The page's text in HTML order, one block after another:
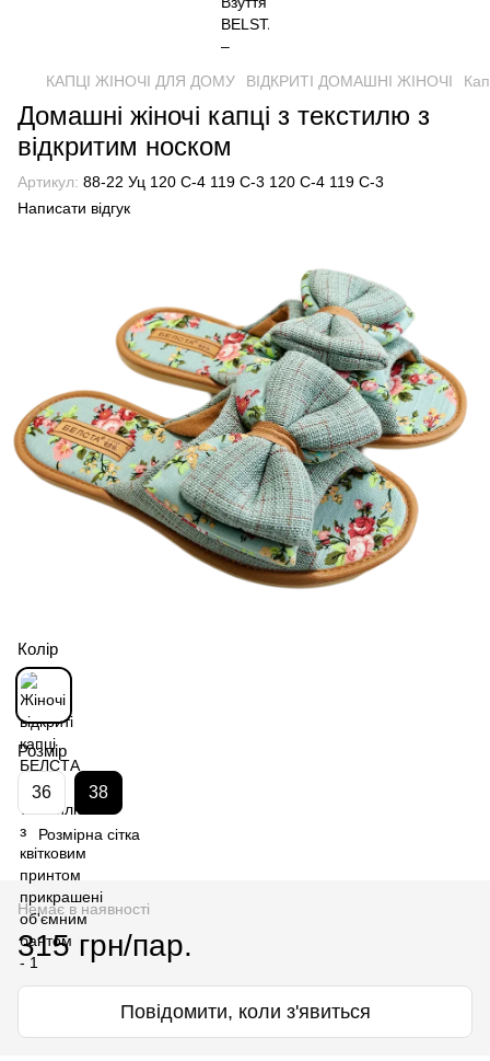
КАПЦІ ЖІНОЧІ ДЛЯ ДОМУ ВІДКРИТІ ДОМАШНІ ЖІНОЧІ
Домашні жіночі капці з текстилю з
відкритим носком
Артикул: 88-22 Уц 120 С-4 119 С-3 120 С-4 119 С-3
Написати відгук
Колір
Розмір
36 38
Розмірна сітка
Немає в наявності
315 грн/пар.
Повідомити, коли з'явиться